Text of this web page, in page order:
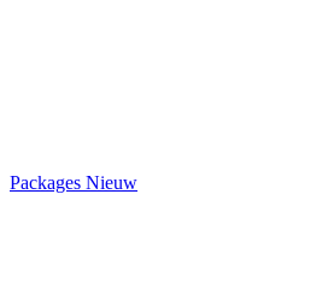
Packages Nieuw